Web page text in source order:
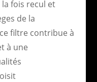
fois recul et
de la
filtre contribue à
à une